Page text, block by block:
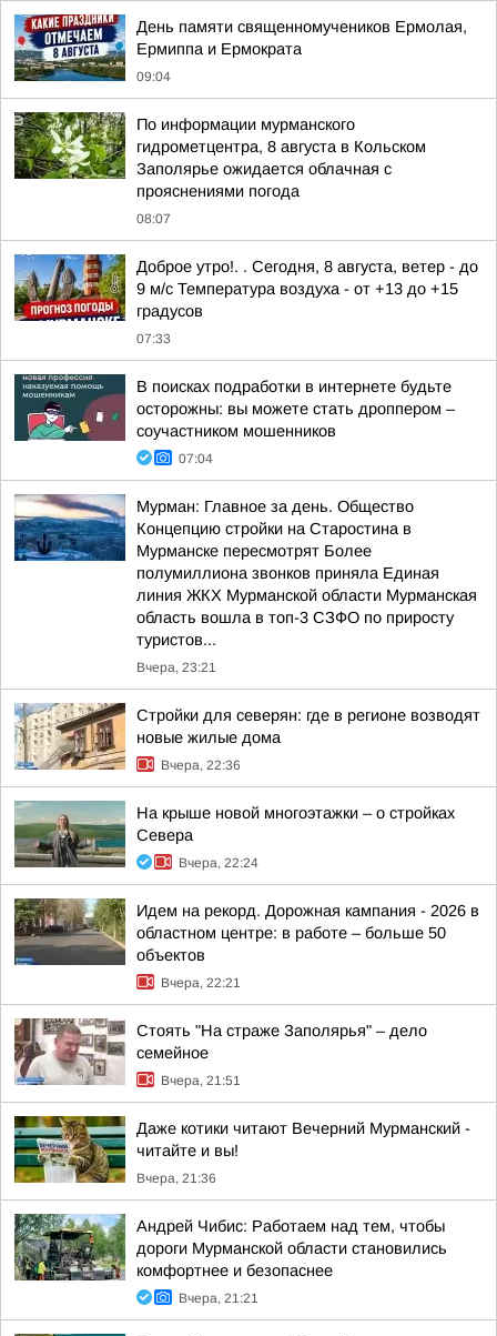
День памяти священномучеников Ермолая,
Ермиппа и Ермократа
09:04
По информации мурманского
гидрометцентра, 8 августа в Кольском
Заполярье ожидается облачная с
прояснениями погода
08:07
Доброе утро!. . Сегодня, 8 августа, ветер - до
9 м/с Температура воздуха - от +13 до +15
градусов
07:33
В поисках подработки в интернете будьте
осторожны: вы можете стать дроппером –
соучастником мошенников
07:04
Мурман: Главное за день. Общество
Концепцию стройки на Старостина в
Мурманске пересмотрят Более
полумиллиона звонков приняла Единая
линия ЖКХ Мурманской области Мурманская
область вошла в топ-3 СЗФО по приросту
туристов...
Вчера, 23:21
Стройки для северян: где в регионе возводят
новые жилые дома
Вчера, 22:36
На крыше новой многоэтажки – о стройках
Севера
Вчера, 22:24
Идем на рекорд. Дорожная кампания - 2026 в
областном центре: в работе – больше 50
объектов
Вчера, 22:21
Стоять "На страже Заполярья" – дело
семейное
Вчера, 21:51
Даже котики читают Вечерний Мурманский -
читайте и вы!
Вчера, 21:36
Андрей Чибис: Работаем над тем, чтобы
дороги Мурманской области становились
комфортнее и безопаснее
Вчера, 21:21